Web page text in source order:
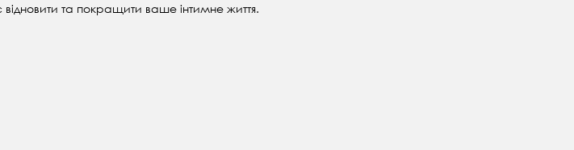
та покращити ваше інтимне життя.